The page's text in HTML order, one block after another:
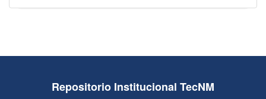
Repositorio Institucional TecNM